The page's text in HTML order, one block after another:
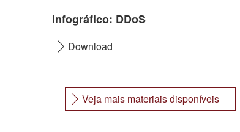
Infográfico: DDoS
Download
Veja mais materiais disponíveis